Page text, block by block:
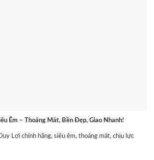
Êm – Thoáng Mát, Bền Đẹp, Giao Nhanh!
Lợi chính hãng, siêu êm, thoáng mát, chịu lực